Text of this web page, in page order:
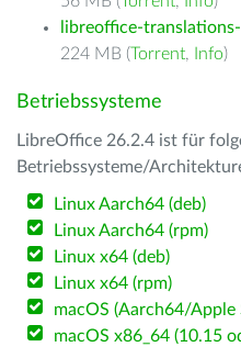
libreoffice-
224 MB (Torrent, Info)
Betriebssysteme
LibreOffice 26.2.4 ist für
Betriebssysteme/
Linux Aarch64 (deb)
Linux Aarch64 (rpm)
Linux x64 (deb)
Linux x64 (rpm)
macOS (Aarch64/Apple
macOS x86_64 (10.15